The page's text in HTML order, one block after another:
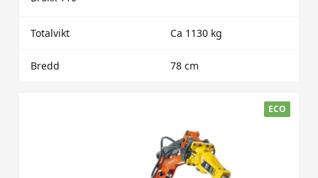
Totalvikt Ca 1130 kg
Bredd 78 cm
ECO